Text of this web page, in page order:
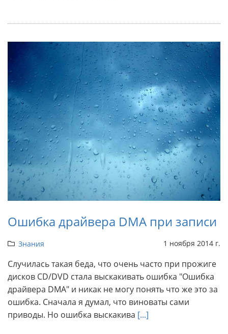
Ошибка драйвера DMA при записи
Знания 1 ноября 2014 г.
Случилась такая беда, что очень часто при прожиге
дисков CD/DVD стала выскакивать ошибка "Ошибка
драйвера DMA" и никак не могу понять что же это за
ошибка. Сначала я думал, что виноваты сами
приводы. Но ошибка выскакива [...]